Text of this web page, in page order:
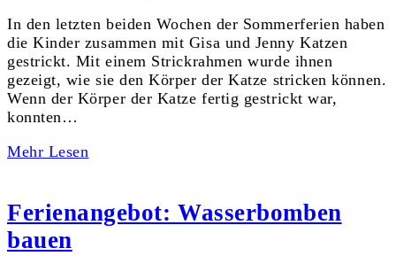
In den letzten beiden Wochen der Sommerferien haben
die Kinder zusammen mit Gisa und Jenny Katzen
gestrickt. Mit einem Strickrahmen wurde ihnen
gezeigt, wie sie den Körper der Katze stricken können.
Wenn der Körper der Katze fertig gestrickt war,
konnten…
Mehr Lesen
Ferienangebot: Wasserbomben
bauen